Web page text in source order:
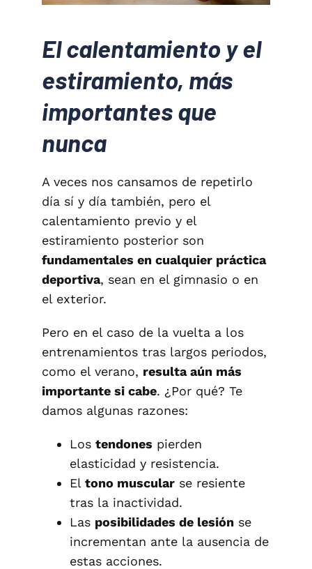
El calentamiento y el
estiramiento, más
importantes que
nunca
A veces nos cansamos de repetirlo
día sí y día también, pero el
calentamiento previo y el
estiramiento posterior son
fundamentales en cualquier práctica
deportiva, sean en el gimnasio o en
el exterior.
Pero en el caso de la vuelta a los
entrenamientos tras largos periodos,
como el verano, resulta aún más
importante si cabe. ¿Por qué? Te
damos algunas razones:
Los tendones pierden
elasticidad y resistencia.
El tono muscularse resiente
tras la inactividad.
Las posibilidades de lesiónse
incrementan ante la ausencia de
estas acciones.